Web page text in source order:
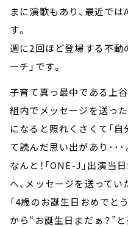
まに演歌もあり、最近では
す。
週に2回ほど登場する不動
ーチ」です。
子育て真っ最中である上
組内でメッセージを送っ
になると照れくさくて「自
て読んだ思い出があり･･･
なんと！「ONE-J」出演
へ、メッセージを送ってい
「4歳のお誕生日おめでと
から“お誕生日まだぁ？”